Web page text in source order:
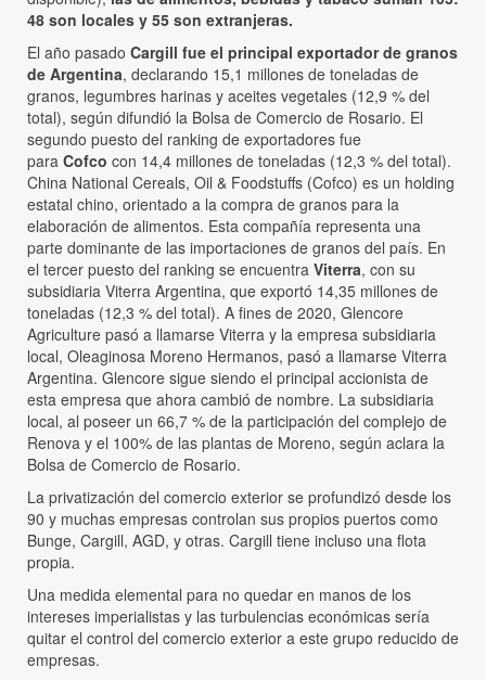
48 son locales y 55 son extranjeras.
El año pasado Cargill fue el principal exportador de granos
de Argentina, declarando 15,1 millones de toneladas de
granos, legumbres harinas y aceites vegetales (12,9 % del
total), según difundió la Bolsa de Comercio de Rosario. El
segundo puesto del ranking de exportadores fue
para Cofco con 14,4 millones de toneladas (12,3 % del total).
China National Cereals, Oil & Foodstuffs (Cofco) es un holding
estatal chino, orientado a la compra de granos para la
elaboración de alimentos. Esta compañía representa una
parte dominante de las importaciones de granos del país. En
el tercer puesto del ranking se encuentra Viterra, con su
subsidiaria Viterra Argentina, que exportó 14,35 millones de
toneladas (12,3 % del total). A fines de 2020, Glencore
Agriculture pasó a llamarse Viterra y la empresa subsidiaria
local, Oleaginosa Moreno Hermanos, pasó a llamarse Viterra
Argentina. Glencore sigue siendo el principal accionista de
esta empresa que ahora cambió de nombre. La subsidiaria
local, al poseer un 66,7 % de la participación del complejo de
Renova y el 100% de las plantas de Moreno, según aclara la
Bolsa de Comercio de Rosario.
La privatización del comercio exterior se profundizó desde los
90 y muchas empresas controlan sus propios puertos como
Bunge, Cargill, AGD, y otras. Cargill tiene incluso una flota
propia.
Una medida elemental para no quedar en manos de los
intereses imperialistas y las turbulencias económicas sería
quitar el control del comercio exterior a este grupo reducido de
empresas.